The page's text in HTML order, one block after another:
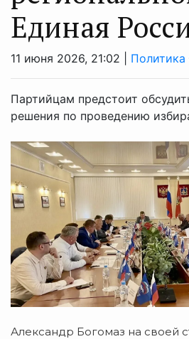
Единая
11 июня 2026, 21:02 | Политика
Партийцам предстоит
решения по проведению
Александр Богомаз на своей